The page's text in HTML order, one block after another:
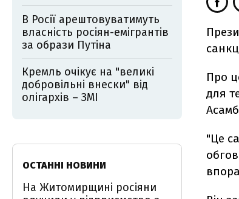
Про
для
"Це
В Росії арештовуватимуть
власність росіян-емігрантів
за образи Путіна
Кремль очікує на "великі
добровільні внески" від
олігархів – ЗМІ
ОСТАННІ НОВИНИ
На Житомирщині росіяни